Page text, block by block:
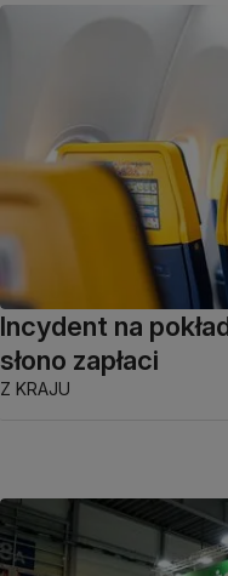
Incydent na
słono zapłaci
Z KRAJU